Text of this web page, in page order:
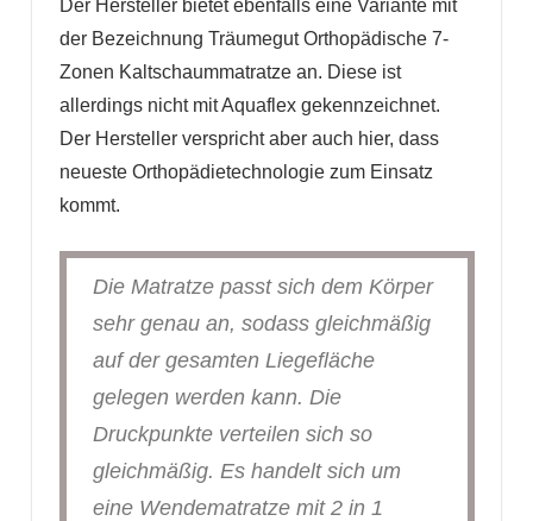
Der Hersteller bietet ebenfalls eine Variante mit
der Bezeichnung Träumegut Orthopädische 7-
Zonen Kaltschaummatratze an. Diese ist
allerdings nicht mit Aquaflex gekennzeichnet.
Der Hersteller verspricht aber auch hier, dass
neueste Orthopädietechnologie zum Einsatz
kommt.
Die Matratze passt sich dem Körper
sehr genau an, sodass gleichmäßig
auf der gesamten Liegefläche
gelegen werden kann. Die
Druckpunkte verteilen sich so
gleichmäßig. Es handelt sich um
eine Wendematratze mit 2 in 1